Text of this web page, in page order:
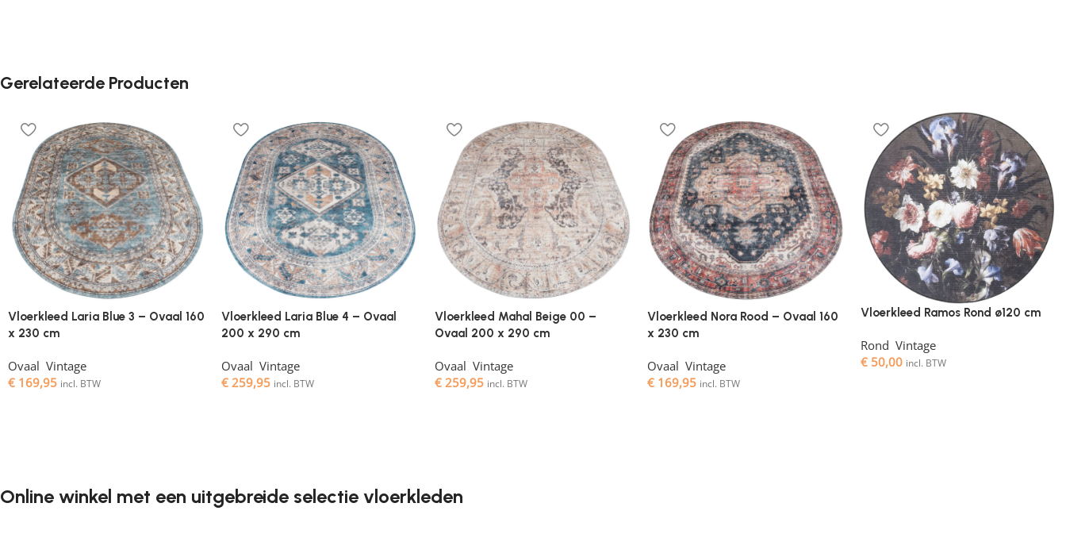
Gerelateerde Producten
Vloerkleed Laria Blue 3 – Ovaal 160
x 230 cm
Ovaal Vintage
€ 169,95 incl. BTW
Vloerkleed Laria Blue 4 – Ovaal
200 x 290 cm
Ovaal Vintage
€259,95 incl. BTW
Vloerkleed Mahal Beige 00 –
Ovaal 200 x 290 cm
Ovaal Vintage
€259,95 incl. BTW
Vloerkleed Nora Rood – Ovaal 160
x 230 cm
Ovaal Vintage
€ 169,95 incl. BTW
Vloerkleed Ramos Rond ø120 cm
Rond Vintage
€ 50,00 incl. BTW
Online winkel met een uitgebreide selectie vloerkleden